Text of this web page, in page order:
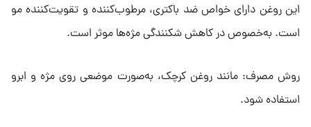
این روغن دارای خواص ضد باکتری، مرطوب‌کننده و تقویت‌کننده مو
است. به‌خصوص در کاهش شکنندگی مژه‌ها موثر است.
روش مصرف: مانند روغن کرچک، به‌صورت موضعی روی مژه و ابرو
استفاده شود.